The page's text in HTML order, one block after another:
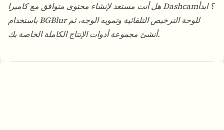
هل أنت مستعد لإنشاء محتوى متوافق مع كاميرا Dashcam؟ ابدأ
BGBlurللوحة الترخيص التلقائية وتمويه الوجه، ثم
أنشئ مجموعة أدوات الإنتاج الكاملة الخاصة بك.